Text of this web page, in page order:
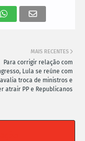
MAIS RECENTES
Para corrigir relação com
Lula se reúne com
troca de ministros e
atrair PP e Republicanos